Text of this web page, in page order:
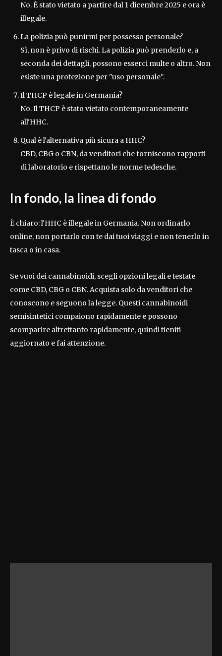
No. È stato vietato a partire dal 1 dicembre 2025 e ora è
illegale.
La polizia può punirmi per possesso personale?
Sì, non è privo di rischi. La polizia può prenderlo e, a
seconda dei dettagli, possono esserci multe o altro. Non
esiste una protezione per "uso personale".
Il THCP è legale in Germania?
No. Il THCP è stato vietato contemporaneamente
all'HHC.
Qual è l'alternativa più sicura a HHC?
CBD, CBG o CBN, da venditori che forniscono rapporti
di laboratorio e rispettano le norme tedesche.
In fondo, la linea di fondo
È chiaro: l'HHC è illegale in Germania. Non ordinarlo
online, non portarlo con te dai tuoi viaggi e non tenerlo in
tasca o in casa.
Se vuoi dei cannabinoidi, scegli opzioni legali e testate
come CBD, CBG o CBN. Acquista solo da venditori che
conoscono e seguono la legge. Questi cannabinoidi
semisintetici compaiono rapidamente e possono
scomparire altrettanto rapidamente, quindi tieniti
aggiornato e fai attenzione.